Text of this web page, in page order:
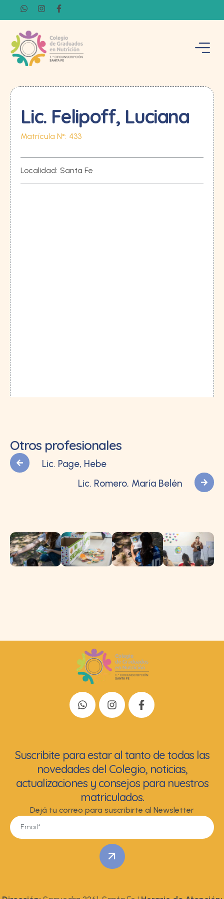
Lic. Felipoff, Luciana
Matrícula N°: 433
Localidad: Santa Fe
Otros profesionales
Lic. Page, Hebe
Lic. Romero, María Belén
Suscribite para estar al tanto de todas las
novedades del Colegio, noticias,
actualizaciones y consejos para nuestros
matriculados.
Dejá tu correo para suscribirte al Newsletter